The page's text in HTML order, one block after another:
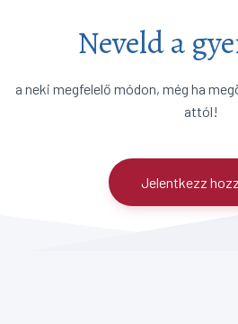
Neveld a
a neki megfelelő módon, még ha
attól!
Jelentkezz